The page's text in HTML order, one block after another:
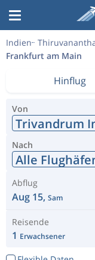
Indien
Frankfurt am Main
Hinflug
Von
Trivandrum
Nach
Alle
Abflug
Aug 15, Sam
Reisende
1 Erwachsener